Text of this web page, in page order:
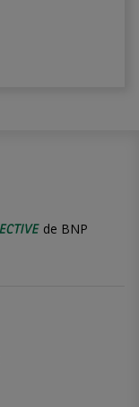
de BNP